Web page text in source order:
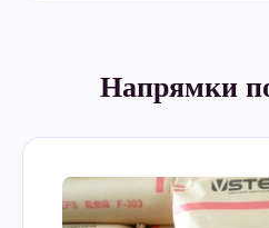
Напрямки